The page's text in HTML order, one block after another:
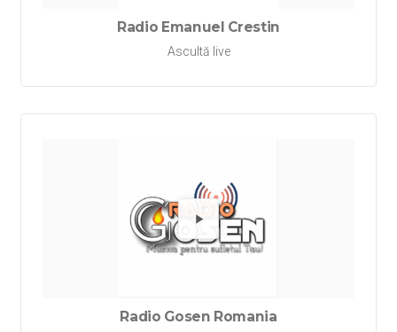
Radio Emanuel Crestin
Ascultă live
Redă
Radio Gosen Romania